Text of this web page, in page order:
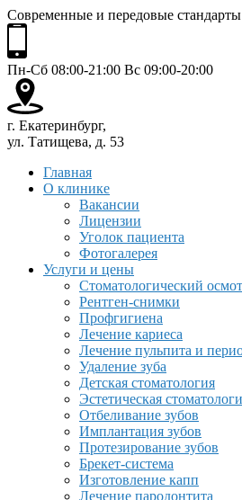
Современные и передовые
Пн-Сб 08:00-21:00 Вс 09:00-20:00
г. Екатеринбург,
ул. Татищева, д. 53
Главная
О клинике
Вакансии
Лицензии
Уголок пациента
Фотогалерея
Услуги и цены
Стоматологический
Рентген-снимки
Профгигиена
Лечение кариеса
Лечение пульпита и
Удаление зуба
Детская стоматология
Эстетическая
Отбеливание зубов
Имплантация зубов
Протезирование зубов
Брекет-система
Изготовление капп
Лечение пародонтита